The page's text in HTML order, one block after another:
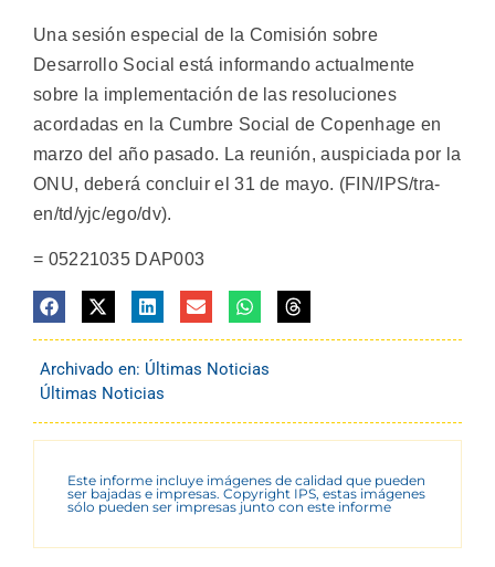
Una sesión especial de la Comisión sobre
Desarrollo Social está informando actualmente
sobre la implementación de las resoluciones
acordadas en la Cumbre Social de Copenhage en
marzo del año pasado. La reunión, auspiciada por la
ONU, deberá concluir el 31 de mayo. (FIN/IPS/tra-
en/td/yjc/ego/dv).
= 05221035 DAP003
Archivado en: Últimas Noticias
Últimas Noticias
Este informe incluye imágenes de calidad que pueden
ser bajadas e impresas. Copyright IPS, estas imágenes
sólo pueden ser impresas junto con este informe